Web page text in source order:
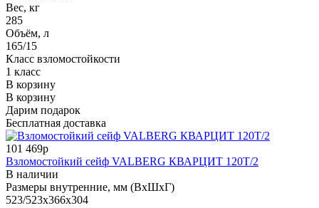
Вес, кг
285
Объём, л
165/15
Класс взломостойкости
1 класс
В корзину
В корзину
Дарим подарок
Бесплатная доставка
101 469р
Взломостойкий сейф VALBERG КВАРЦИТ 120Т/2
В наличии
Размеры внутренние, мм (ВхШхГ)
523/523x366x304